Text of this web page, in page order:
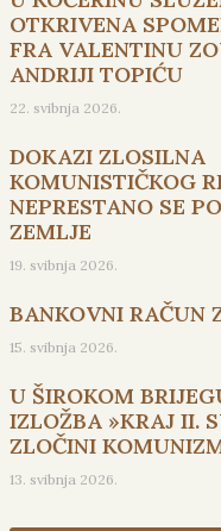
OTKRIVENA
FRA VALENTINU
ANDRIJI TOPIĆU
22. svibnja 2026.
DOKAZI ZLOSILNA
KOMUNISTIČKOG
NEPRESTANO SE
ZEMLJE
19. svibnja 2026.
BANKOVNI RAČUN
15. svibnja 2026.
U ŠIROKOM
IZLOŽBA »KRAJ II.
ZLOČINI
13. svibnja 2026.